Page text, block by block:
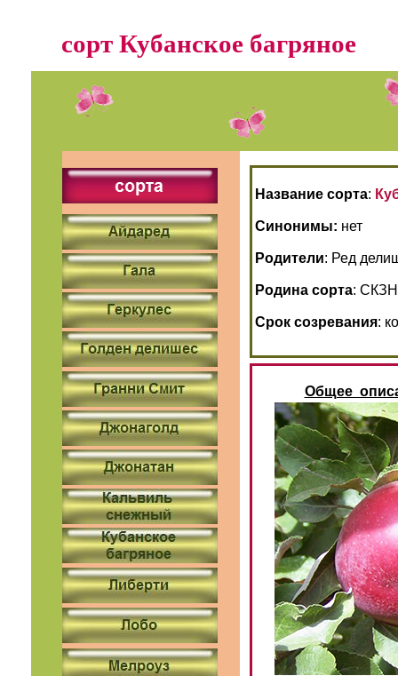
сорт Кубанское багряное
Название сорта:
Синонимы: нет
Родители: Ред
Родина сорта:
Срок созревания:
Общее